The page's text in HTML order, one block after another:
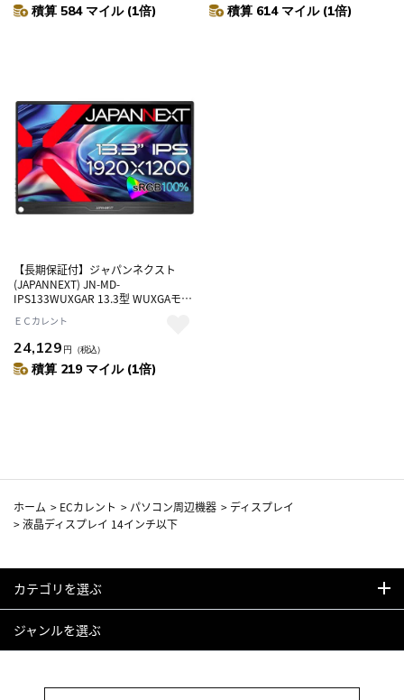
積算 584 マイル (1倍) 積算 614 マイル (1倍)
【長期保証付】ジャパンネクスト
(JAPANNEXT) JN-MD-
IPS133WUXGAR 13.3型 WUXGAモバ
ＥＣカレント
24,129 円 （税込）
積算 219 マイル (1倍)
ホーム > ECカレント > パソコン周辺機器 > ディスプレイ
>液晶ディスプレイ 14インチ以下
カテゴリを選ぶ
ジャンルを選ぶ